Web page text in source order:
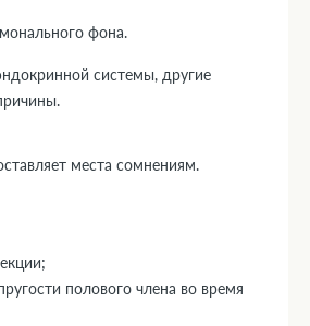
фона.
системы, другие
места сомнениям.
полового члена во время